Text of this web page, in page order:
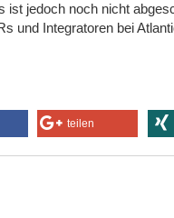
ist jedoch noch nicht
und Integratoren bei
teilen